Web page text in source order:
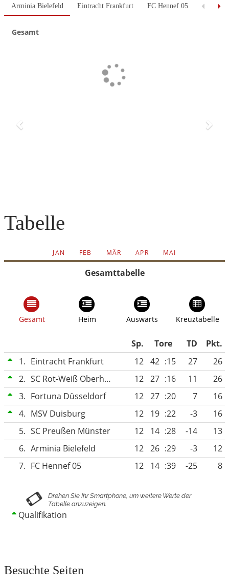
Arminia Bielefeld Eintracht Frankfurt FC Hennef 05 Fortuna
Gesamt
Tabelle
JAN FEB MÄR APR MAI
Gesamttabelle
Gesamt Heim Auswärts Kreuztabelle
Sp. Tore TD
Pkt.
1. Eintracht Frankfurt 12 42 :15 27
26
2.
SC Rot-Weiß Oberhausen 12 27 :16 11
26
3. Fortuna Düsseldorf 12 27 :20 7
16
4. MSV Duisburg 12 19 :22 -3
16
5. SC Preußen Münster 12 14 :28 -14
13
6. Arminia Bielefeld 12 26 :29 -3
12
7. FC Hennef 05 12 14 :39 -25 8
Qualifikation
Besuchte Seiten